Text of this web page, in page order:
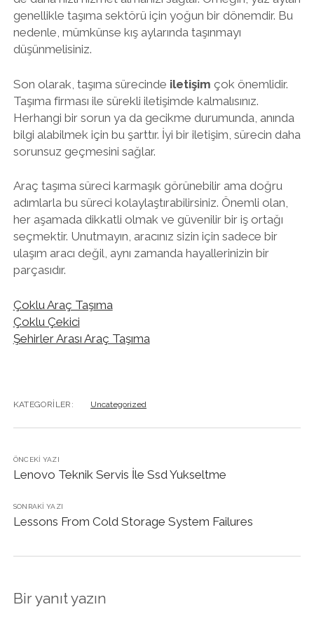
genellikle taşıma sektörü için yoğun bir dönemdir. Bu
nedenle, mümkünse kış aylarında taşınmayı
düşünmelisiniz.
Son olarak, taşıma sürecinde iletişim çok önemlidir.
Taşıma firması ile sürekli iletişimde kalmalısınız.
Herhangi bir sorun ya da gecikme durumunda, anında
bilgi alabilmek için bu şarttır. İyi bir iletişim, sürecin daha
sorunsuz geçmesini sağlar.
Araç taşıma süreci karmaşık görünebilir ama doğru
adımlarla bu süreci kolaylaştırabilirsiniz. Önemli olan,
her aşamada dikkatli olmak ve güvenilir bir iş ortağı
seçmektir. Unutmayın, aracınız sizin için sadece bir
ulaşım aracı değil, aynı zamanda hayallerinizin bir
parçasıdır.
Çoklu Araç Taşıma
Çoklu Çekici
Şehirler Arası Araç Taşıma
KATEGORILER: Uncategorized
ÖNCEKI YAZI
Lenovo Teknik Servis İle Ssd Yukseltme
SONRAKI YAZI
Lessons From Cold Storage System Failures
Bir yanıt yazın